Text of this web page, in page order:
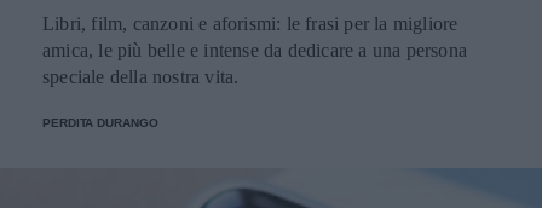
Libri, film, canzoni e aforismi: le frasi per la migliore
amica, le più belle e intense da dedicare a una persona
speciale della nostra vita.
PERDITA DURANGO